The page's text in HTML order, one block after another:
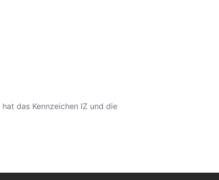
hat das Kennzeichen IZ und die